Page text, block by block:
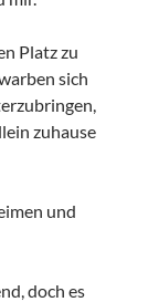
Platz zu
sich
zuhause
und
doch es